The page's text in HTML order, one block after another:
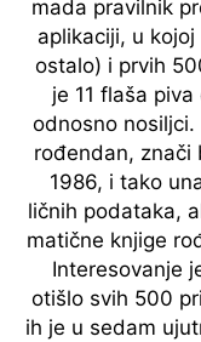
mada pravilnik
aplikaciji, u
ostalo) i prvih
je 11 flaša
odnosno
rođendan, znači
1986, i tako
ličnih podataka,
matične knjige
Interesovanje
otišlo svih 500
ih je u sedam